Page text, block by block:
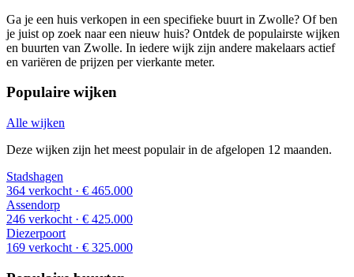
Ga je een huis verkopen in een specifieke buurt in Zwolle? Of ben
je juist op zoek naar een nieuw huis? Ontdek de populairste wijken
en buurten van Zwolle. In iedere wijk zijn andere makelaars actief
en variëren de prijzen per vierkante meter.
Populaire wijken
Alle wijken
Deze wijken zijn het meest populair in de afgelopen 12 maanden.
Stadshagen
364 verkocht · € 465.000
Assendorp
246 verkocht · € 425.000
Diezerpoort
169 verkocht · € 325.000